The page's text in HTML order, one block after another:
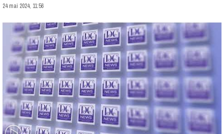
24 mai 2024, 11:56